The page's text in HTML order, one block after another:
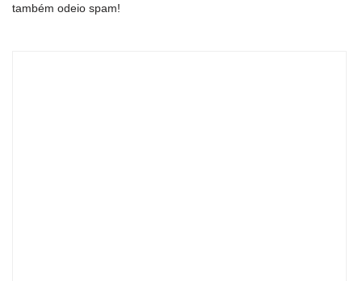
também odeio spam!